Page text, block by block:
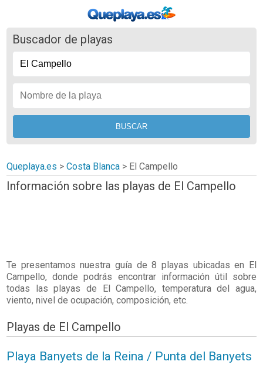
Buscador de playas
Queplaya.es >Costa Blanca > El Campello
Información sobre las playas de El Campello
Te presentamos nuestra guía de 8 playas ubicadas en El
Campello, donde podrás encontrar información útil sobre
todas las playas de El Campello, temperatura del agua,
viento, nivel de ocupación, composición, etc.
Playas de El Campello
Playa Banyets de la Reina / Punta del Banyets